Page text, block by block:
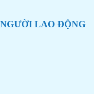
LAO ĐỘNG